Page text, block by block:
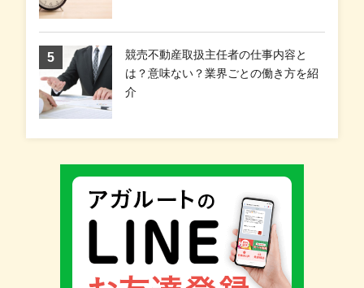
競売不動産取扱主任者の仕事内容と
は？意味ない？業界ごとの働き方を紹
介